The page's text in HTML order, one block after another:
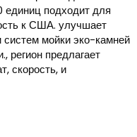
подходит для
к США. улучшает
мойки эко-камней
регион предлагает
скорость, и